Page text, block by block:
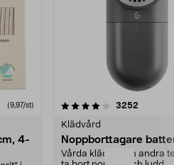
(9,97/st)
4-
3252
Klädvård
Noppborttagare
Vårda kläder och andra
4.5av 5 stjärnor